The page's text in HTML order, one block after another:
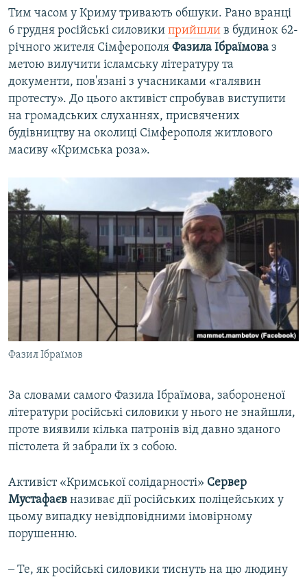
Тим часом у Криму тривають обшуки. Рано вранці
6 грудня російські силовики прийшли в будинок 62-
річного жителя Сімферополя Фазила Ібраїмова з
метою вилучити ісламську літературу та
документи, пов'язані з учасниками «галявин
протесту». До цього активіст спробував виступити
на громадських слуханнях, присвячених
будівництву на околиці Сімферополя житлового
масиву «Кримська роза».
Фазил Ібраїмов
За словами самого Фазила Ібраїмова, забороненої
літератури російські силовики у нього не знайшли,
проте виявили кілька патронів від давно зданого
пістолета й забрали їх з собою.
Активіст «Кримської солідарності» Сервер
Мустафаєв називає дії російських поліцейських у
цьому випадку невідповідними імовірному
порушенню.
‒ Те, як російські силовики тиснуть на цю людину